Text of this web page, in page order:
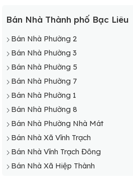
Bán Nhà Thành phố Bạc Liêu
Bán Nhà Phường 2
Bán Nhà Phường 3
Bán Nhà Phường 5
Bán Nhà Phường 7
Bán Nhà Phường 1
Bán Nhà Phường 8
Bán Nhà Phường Nhà Mát
Bán Nhà Xã Vĩnh Trạch
Bán Nhà Vĩnh Trạch Đông
Bán Nhà Xã Hiệp Thành